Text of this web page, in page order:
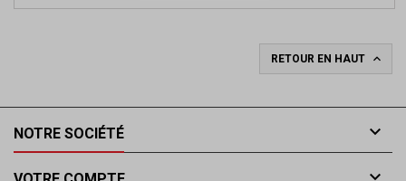
RETOUR EN HAUT 
NOTRE SOCIÉTÉ 